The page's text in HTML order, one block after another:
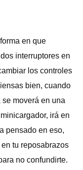
en que
interruptores en
los controles
bien, cuando
moverá en una
irá en
pensado en eso,
tu reposabrazos
no confundirte.